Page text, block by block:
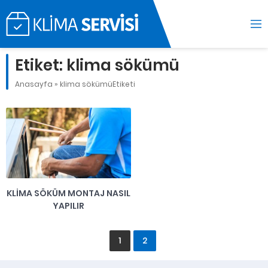
Etiket: klima sökümü
Anasayfa » klima sökümüEtiketi
KLIMA SÖKÜM MONTAJ NASIL
YAPILIR
1 2